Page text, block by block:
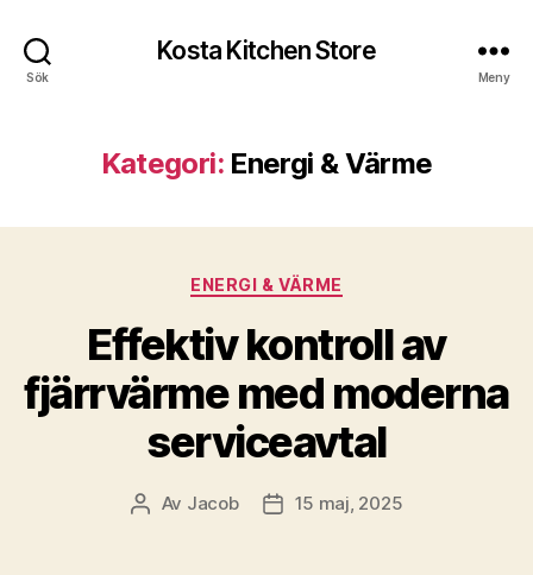
Sök
Kosta Kitchen Store
Meny
Kategori: Energi & Värme
Kategorier
ENERGI & VÄRME
Effektiv kontroll av
fjärrvärme med moderna
serviceavtal
Inläggsförfattare
Av Jacob Inläggsdatum
15 maj, 2025